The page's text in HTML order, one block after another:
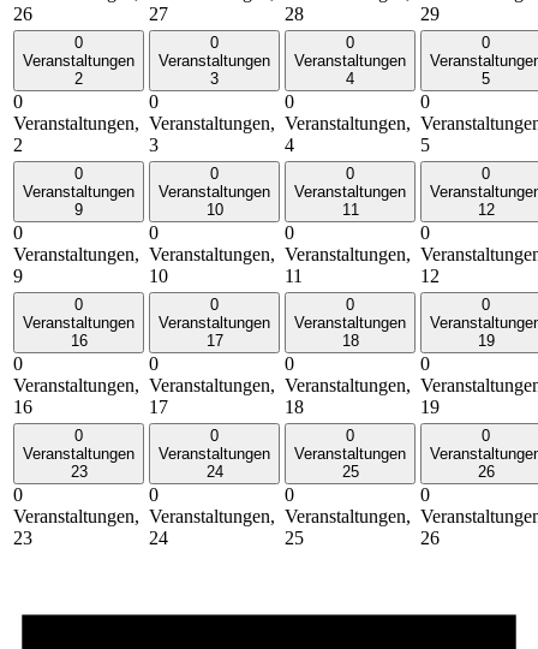
26
27
28
29
0
Veranstaltungen
2
0
Veranstaltungen,
2
0
Veranstaltungen
3
0
Veranstaltungen,
3
0
Veranstaltungen
4
0
Veranstaltungen,
4
0
5
0
5
0
Veranstaltungen
9
0
Veranstaltungen,
9
0
Veranstaltungen
10
0
Veranstaltungen,
10
0
Veranstaltungen
11
0
Veranstaltungen,
11
0
12
0
12
0
Veranstaltungen
16
0
Veranstaltungen,
16
0
Veranstaltungen
17
0
Veranstaltungen,
17
0
Veranstaltungen
18
0
Veranstaltungen,
18
0
19
0
19
0
Veranstaltungen
23
0
Veranstaltungen,
23
0
Veranstaltungen
24
0
Veranstaltungen,
24
0
Veranstaltungen
25
0
Veranstaltungen,
25
0
26
0
26